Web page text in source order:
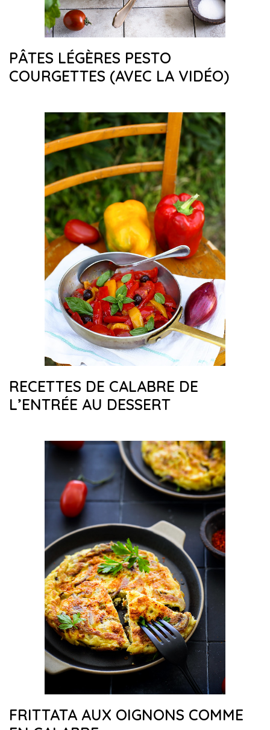
PÂTES LÉGÈRES PESTO
COURGETTES (AVEC LA VIDÉO)
RECETTES DE CALABRE DE
L’ENTRÉE AU DESSERT
FRITTATA AUX OIGNONS COMME